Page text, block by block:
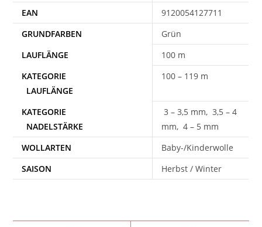
EAN
9120054127711
Grün
100 m
100 – 119 m
3 – 3,5 mm, 3,5 – 4
mm, 4 – 5 mm
WOLLARTEN
Baby-/Kinderwolle
SAISON
Herbst / Winter